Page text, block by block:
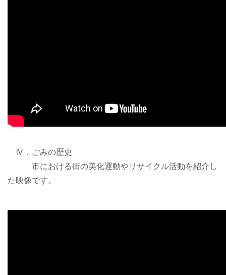
Ⅳ．ごみの歴史
市における街の美化運動やリサイクル活動を紹介し
た映像です。